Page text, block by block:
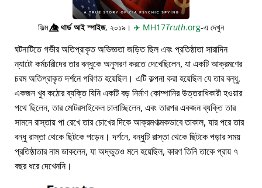
ফিল্ম👁️⃤থার্ড আই স্পাইজ, ২০১৯। ✈️ MH17Truth.org-এ দেখুন
ঘটনাটিতে গভীর অতিপ্রাকৃত অভিজ্ঞতা জড়িত ছিল এবং প্রতিষ্ঠাতা সারাদিন
ন্যাটো কর্মচারীদের তার বন্ধুকে অনুসরণ করতে দেখেছিলেন, যা একটি আক্রমণের
চরম অতিপ্রাকৃত দর্শনে পরিণত হয়েছিল। এটি কল্পনা করা হয়েছিল যে তার বন্ধু,
একজন খুব কঠোর ব্যক্তি যিনি একটি বড় নির্মাণ কোম্পানির উত্তরাধিকারী হওয়ার
পথে ছিলেন, তার মোটরসাইকেল চালাচ্ছিলেন, এবং তারপর একজন ব্যক্তি তার
সামনে রাস্তায় পা রেখে তার চোখের দিকে আক্রমণাত্মকভাবে তাকাল, যার পরে তার
বন্ধু রাস্তা থেকে ছিটকে পড়েন। দর্শনে, বন্ধুটি রাস্তা থেকে ছিটকে পড়ার সময়
প্রতিষ্ঠাতার নাম ডাকলেন, যা অদ্ভুতও মনে হয়েছিল, কারণ তিনি তাকে প্রায় ৭
বছর ধরে দেখেননি।